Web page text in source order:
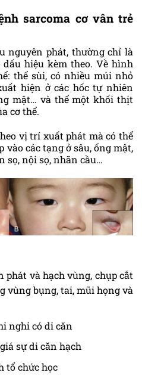
sarcoma cơ vân trẻ
nguyên phát, thường chỉ là
hiệu kèm theo. Về hình
thể sùi, có nhiều múi nhỏ
hiện ở các hốc tự nhiên
mật… và thể một khối thịt
cơ thể.
vị trí xuất phát mà có thể
vào các tạng ở sâu, ống mật,
sọ, nội sọ, nhãn cầu…
phát và hạch vùng, chụp cắt
vùng bụng, tai, mũi họng và
nghi có di căn
sự di căn hạch
tổ chức học